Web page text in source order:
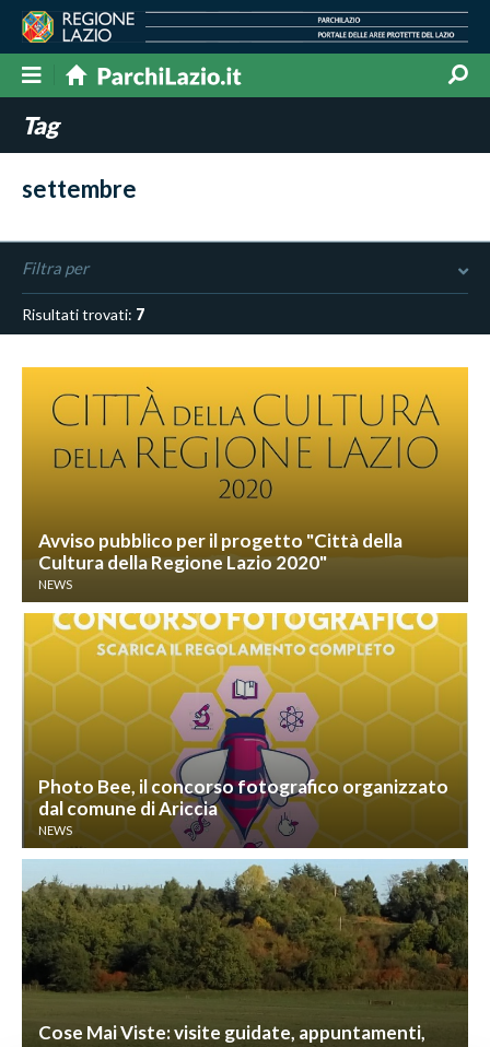
Tag
settembre
Filtra per
Risultati trovati: 7
Avviso pubblico per il progetto "Città della
Cultura della Regione Lazio 2020"
NEWS
Photo Bee, il concorso fotografico organizzato
dal comune di Ariccia
NEWS
Cose Mai Viste: visite guidate, appuntamenti,